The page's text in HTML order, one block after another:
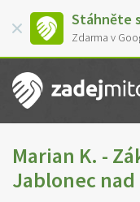
Stáhněte
Zdarma v
Marian K. -
Jablonec nad